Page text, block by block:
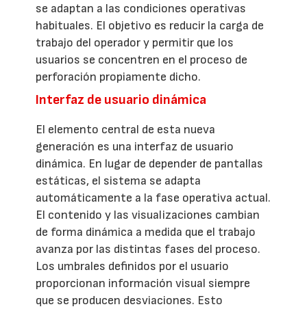
se adaptan a las condiciones operativas
habituales. El objetivo es reducir la carga de
trabajo del operador y permitir que los
usuarios se concentren en el proceso de
perforación propiamente dicho.
Interfaz de usuario dinámica
El elemento central de esta nueva
generación es una interfaz de usuario
dinámica. En lugar de depender de pantallas
estáticas, el sistema se adapta
automáticamente a la fase operativa actual.
El contenido y las visualizaciones cambian
de forma dinámica a medida que el trabajo
avanza por las distintas fases del proceso.
Los umbrales definidos por el usuario
proporcionan información visual siempre
que se producen desviaciones. Esto